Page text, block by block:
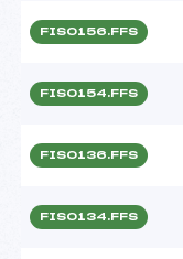
FIS0156.FFS
FIS0154.FFS
FIS0136.FFS
FIS0134.FFS